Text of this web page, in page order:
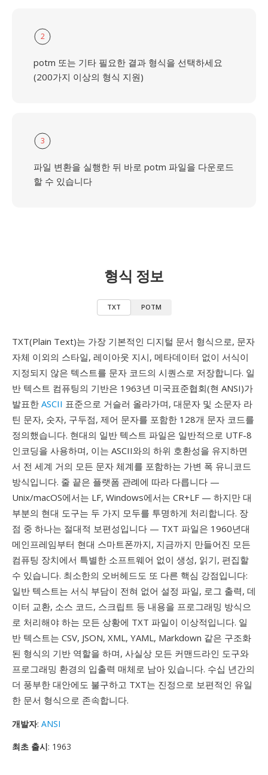
2
potm 또는 기타 필요한 결과 형식을 선택하세요
(200가지 이상의 형식 지원)
3
파일 변환을 실행한 뒤 바로 potm 파일을 다운로드
할 수 있습니다
형식 정보
TXT POTM
TXT(Plain Text)는 가장 기본적인 디지털 문서 형식으로, 문자
자체 이외의 스타일, 레이아웃 지시, 메타데이터 없이 서식이
지정되지 않은 텍스트를 문자 코드의 시퀀스로 저장합니다. 일
반 텍스트 컴퓨팅의 기반은 1963년 미국표준협회(현 ANSI)가
발표한 ASCII 표준으로 거슬러 올라가며, 대문자 및 소문자 라
틴 문자, 숫자, 구두점, 제어 문자를 포함한 128개 문자 코드를
정의했습니다. 현대의 일반 텍스트 파일은 일반적으로 UTF-8
인코딩을 사용하며, 이는 ASCII와의 하위 호환성을 유지하면
서 전 세계 거의 모든 문자 체계를 포함하는 가변 폭 유니코드
방식입니다. 줄 끝은 플랫폼 관례에 따라 다릅니다 —
Unix/macOS에서는 LF, Windows에서는 CR+LF — 하지만 대
부분의 현대 도구는 두 가지 모두를 투명하게 처리합니다. 장
점 중 하나는 절대적 보편성입니다 — TXT 파일은 1960년대
메인프레임부터 현대 스마트폰까지, 지금까지 만들어진 모든
컴퓨팅 장치에서 특별한 소프트웨어 없이 생성, 읽기, 편집할
수 있습니다. 최소한의 오버헤드도 또 다른 핵심 강점입니다:
일반 텍스트는 서식 부담이 전혀 없어 설정 파일, 로그 출력, 데
이터 교환, 소스 코드, 스크립트 등 내용을 프로그래밍 방식으
로 처리해야 하는 모든 상황에 TXT 파일이 이상적입니다. 일
반 텍스트는 CSV, JSON, XML, YAML, Markdown 같은 구조화
된 형식의 기반 역할을 하며, 사실상 모든 커맨드라인 도구와
프로그래밍 환경의 입출력 매체로 남아 있습니다. 수십 년간의
더 풍부한 대안에도 불구하고 TXT는 진정으로 보편적인 유일
한 문서 형식으로 존속합니다.
개발자: ANSI
최초 출시: 1963